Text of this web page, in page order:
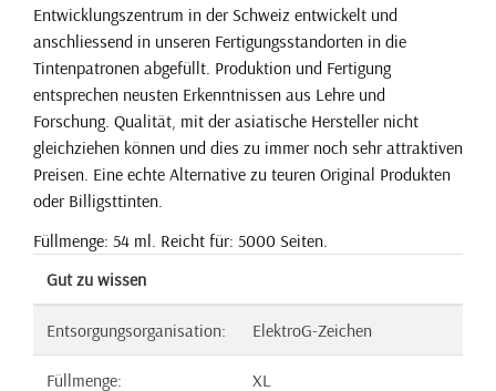
Entwicklungszentrum in der Schweiz entwickelt und
anschliessend in unseren Fertigungsstandorten in die
Tintenpatronen abgefüllt. Produktion und Fertigung
entsprechen neusten Erkenntnissen aus Lehre und
Forschung. Qualität, mit der asiatische Hersteller nicht
gleichziehen können und dies zu immer noch sehr attraktiven
Preisen. Eine echte Alternative zu teuren Original Produkten
oder Billigsttinten.
Füllmenge: 54 ml. Reicht für: 5000 Seiten.
Gut zu wissen
Entsorgungsorganisation: ElektroG-Zeichen
Füllmenge: XL